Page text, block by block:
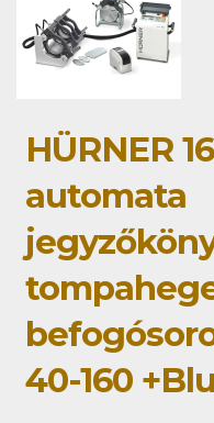
HÜRNER
automata
40-160